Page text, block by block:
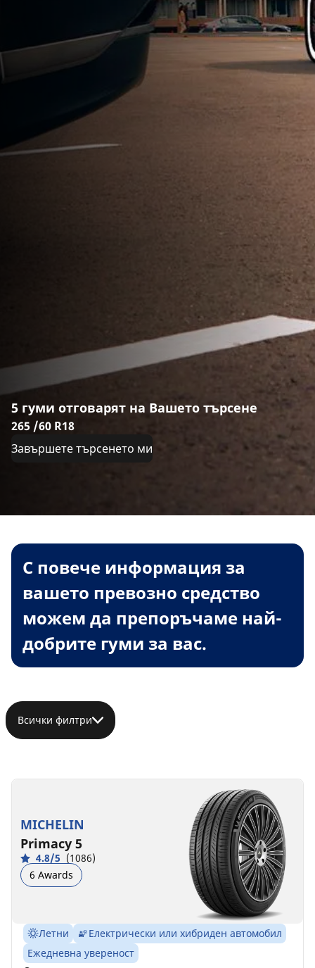
5 гуми отговарят на Вашето търсене
265 /60 R18
Завършете търсенето ми
С повече информация за
вашето превозно средство
можем да препоръчаме най-
добрите гуми за вас.
Всички филтри
MICHELIN
Primacy 5
4.8/5 (1086)
6 Awards
Летни
Електрически или хибриден автомобил
Ежедневна увереност